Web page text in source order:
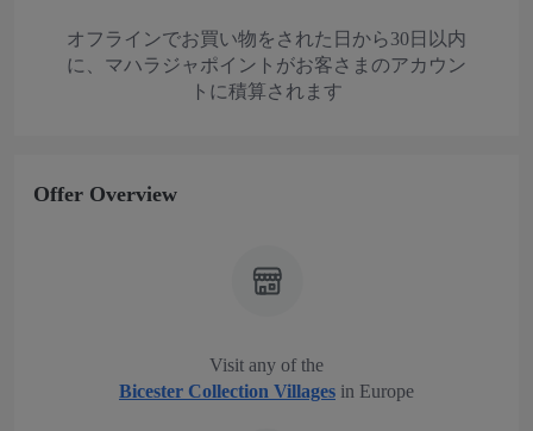
オフラインでお買い物をされた日から30日以内
に、マハラジャポイントがお客さまのアカウン
トに積算されます
Offer Overview
Visit any of the
Bicester Collection Villages in Europe